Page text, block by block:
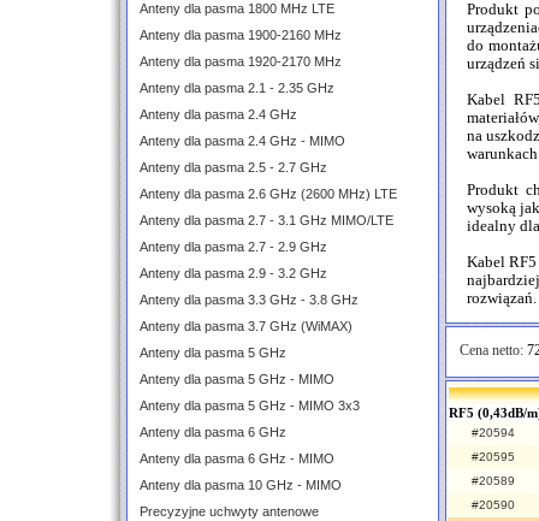
Anteny dla pasma 1800 MHz LTE
Anteny dla pasma 1900-2160 MHz
Anteny dla pasma 1920-2170 MHz
Anteny dla pasma 2.1 - 2.35 GHz
Anteny dla pasma 2.4 GHz
Anteny dla pasma 2.4 GHz - MIMO
Anteny dla pasma 2.5 - 2.7 GHz
Anteny dla pasma 2.6 GHz (2600 MHz) LTE
Anteny dla pasma 2.7 - 3.1 GHz MIMO/LTE
Anteny dla pasma 2.7 - 2.9 GHz
Anteny dla pasma 2.9 - 3.2 GHz
Anteny dla pasma 3.3 GHz - 3.8 GHz
Anteny dla pasma 3.7 GHz (WiMAX)
Anteny dla pasma 5 GHz
Anteny dla pasma 5 GHz - MIMO
Anteny dla pasma 5 GHz - MIMO 3x3
Anteny dla pasma 6 GHz
Anteny dla pasma 6 GHz - MIMO
Anteny dla pasma 10 GHz - MIMO
Precyzyjne uchwyty antenowe
Produkt
do
urządzeń
Kabel
na
Produkt
wysoką
idealny
Kabel
rozwiązań.
Cena netto:
RF5 (0,43dB/
#20594
#20595
#20589
#20590